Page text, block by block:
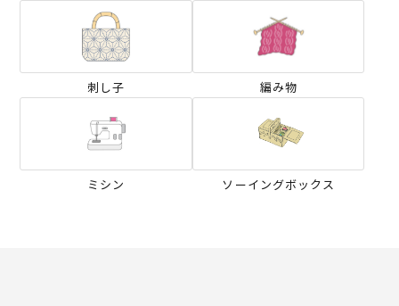
刺し子 編み物
ミシン ソーイングボックス